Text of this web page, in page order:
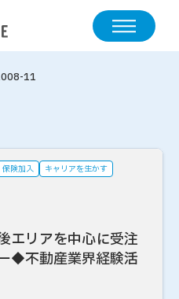
11
保険加入
キャリアを生かす
エリアを中心に受注
◆不動産業界経験活